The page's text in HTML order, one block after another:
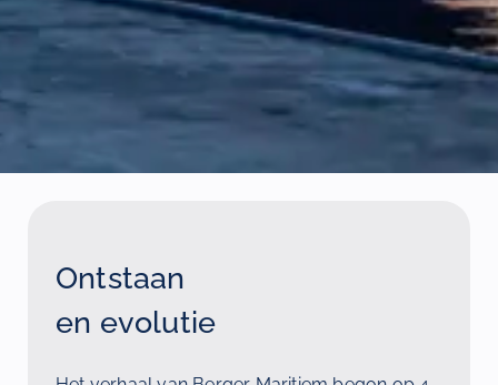
Ontstaan
en evolutie